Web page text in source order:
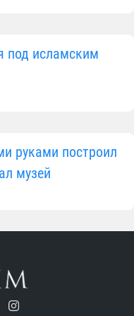
под исламским
руками построил
музей